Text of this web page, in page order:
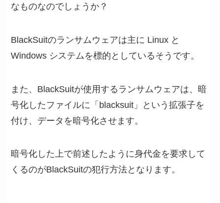
なものなのでしょうか？
BlackSuitのランサムウェアは主に Linux と
Windows システムを標的としているそうです。
また、BlackSuitが使用するランサムウェアは、暗
号化したファイルに「blacksuit」という拡張子を
付け、データを暗号化させます。
暗号化した上で前述したように身代金を要求して
くるのがBlackSuitの犯行方法となります。